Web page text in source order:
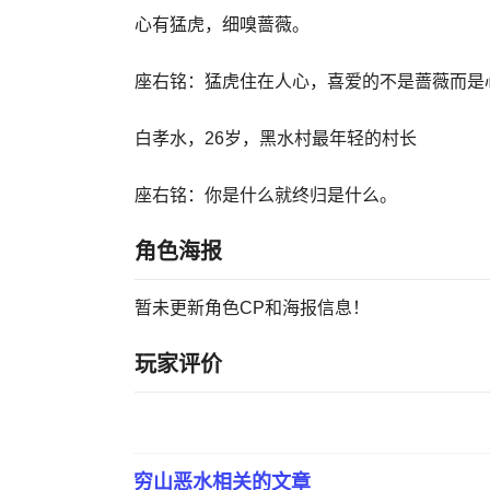
心有猛虎，细嗅蔷薇。
座右铭：猛虎住在人心，喜爱的不是蔷薇而是
白孝水，26岁，黑水村最年轻的村长
座右铭：你是什么就终归是什么。
角色海报
暂未更新角色CP和海报信息！
玩家评价
穷山恶水相关的文章